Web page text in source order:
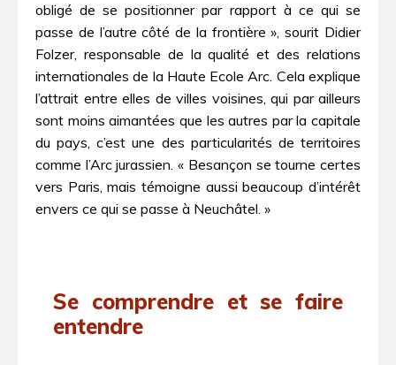
obligé de se positionner par rapport à ce qui se
passe de l’autre côté de la frontière », sourit Didier
Folzer, responsable de la qualité et des relations
internationales de la Haute Ecole Arc. Cela explique
l’attrait entre elles de villes voisines, qui par ailleurs
sont moins aimantées que les autres par la capitale
du pays, c’est une des particularités de territoires
comme l’Arc jurassien. « Besançon se tourne certes
vers Paris, mais témoigne aussi beaucoup d’intérêt
envers ce qui se passe à Neuchâtel. »
Se comprendre et se faire
entendre